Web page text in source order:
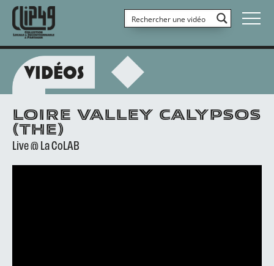
VIDÉOS
LOIRE VALLEY CALYPSOS
(THE)
Live @ La CoLAB